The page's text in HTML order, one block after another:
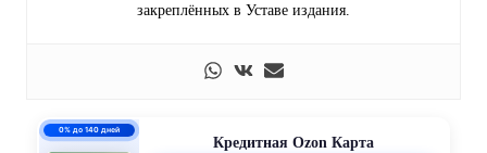
закреплённых в Уставе издания.
0% до 140 дней
Кредитная Ozon Карта